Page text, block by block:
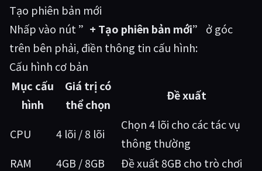
Tạo phiên bản mới
Nhấp vào nút ”+ Tạo phiên bản mới”
ở góc
trên bên phải, điền thông tin cấu hình:
Cấu hình cơ bản
Mục cấu
hình
Giá trị có
thể chọn
Đề xuất
CPU 4 lõi / 8 lõi
Chọn 4 lõi cho các tác vụ
thông thường
RAM
4GB / 8GB Đề xuất 8GB cho trò chơi